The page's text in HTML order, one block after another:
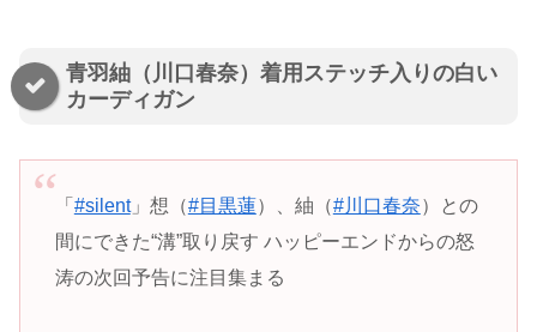
青羽紬（川口春奈）着用ステッチ入りの白い
カーディガン
「 #silent」想（#目黒蓮）、紬（#川口春奈）との
間にできた“溝”取り戻す ハッピーエンドからの怒
涛の次回予告に注目集まる